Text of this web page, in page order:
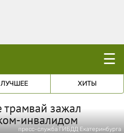
☰
ЛУЧШЕЕ ХИТЫ
трамвай зажал
инвалидом
пресс-служба ГИБДД Екатеринбурга